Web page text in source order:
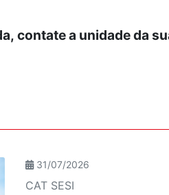
contate a unidade da
31/07/2026
CAT SESI